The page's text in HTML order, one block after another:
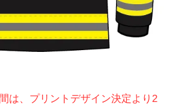
は、プリントデザイン決定より2